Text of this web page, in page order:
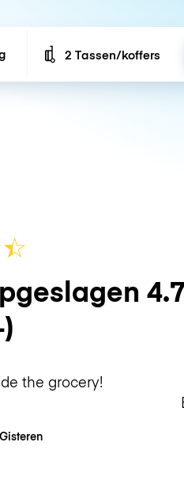
Number of bags
2 Tassen/koffers
☆
★
the grocery!
Gisteren